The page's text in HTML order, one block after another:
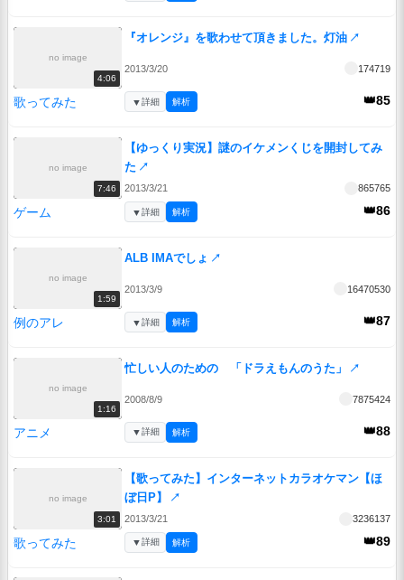
no image
4:06
『オレンジ』を歌わせて頂きました。灯油 ↗
2013/3/20 174719
歌ってみた 👑85
▼詳細 解析
no image
7:46
【ゆっくり実況】謎のイケメンくじを開封してみ
た ↗
2013/3/21 865765
ゲーム 👑86
▼詳細 解析
no image
1:59
ALB IMAでしょ ↗
2013/3/9 16470530
例のアレ 👑87
▼詳細 解析
no image
1:16
忙しい人のための 「ドラえもんのうた」 ↗
2008/8/9 7875424
アニメ 👑88
▼詳細 解析
no image
3:01
【歌ってみた】インターネットカラオケマン【ほ
ぼ日P】
↗
2013/3/21 3236137
歌ってみた 👑89
▼詳細 解析